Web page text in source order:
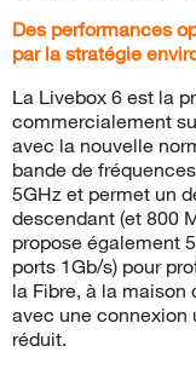
Des performances
par la stratégie
La Livebox 6 est la
commercialement
avec la nouvelle
bande de
5GHz et permet un
descendant (et 800
propose également
ports 1Gb/s) pour
la Fibre, à la
avec une connexion
réduit.